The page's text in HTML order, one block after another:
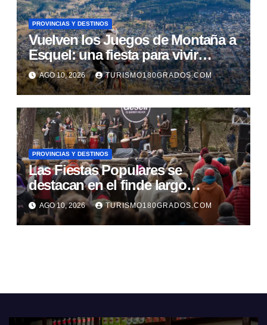
PROVINCIAS Y DESTINOS
Vuelven los Juegos de Montaña a
Esquel: una fiesta para vivir
naturaleza y deporte en un mismo
lugar
AGO 10, 2026 TURISMO180GRADOS.COM
PROVINCIAS Y DESTINOS
Las Fiestas Populares se
destacan en el finde largo
bonaerense
AGO 10, 2026 TURISMO180GRADOS.COM